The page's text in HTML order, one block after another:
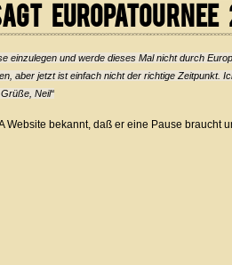
einzulegen und werde dieses Mal nicht durch
aber jetzt ist einfach nicht der richtige Zeitpunkt.
Neil“
Website bekannt, daß er eine Pause braucht